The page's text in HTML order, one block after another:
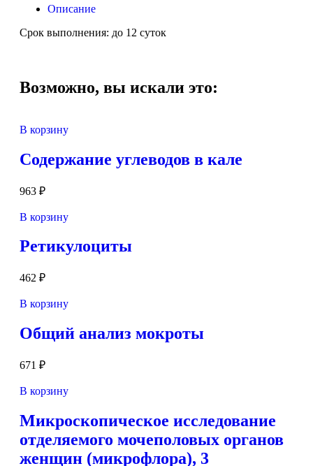
Описание
Срок выполнения: до 12 суток
Возможно, вы искали это:
В корзину
Содержание углеводов в кале
963 ₽
В корзину
Ретикулоциты
462 ₽
В корзину
Общий анализ мокроты
671 ₽
В корзину
Микроскопическое исследование
отделяемого мочеполовых органов
женщин (микрофлора), 3